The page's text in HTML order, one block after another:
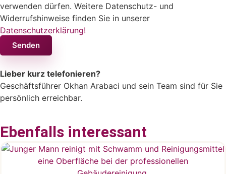
verwenden dürfen. Weitere Datenschutz- und
Widerrufshinweise finden Sie in unserer
Datenschutzerklärung!
Senden
Lieber kurz telefonieren?
Geschäftsführer Okhan Arabaci und sein Team sind für Sie
persönlich erreichbar.
Ebenfalls interessant